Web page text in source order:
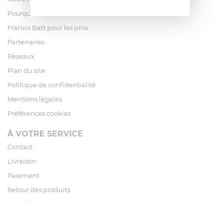
Pourquoi acheter chez Francis Batt ?
Francis Batt pour les pros
Partenaires
Réseaux
Plan du site
Politique de confidentialité
Mentions légales
Préférences cookies
À VOTRE SERVICE
Contact
Livraison
Paiement
Retour des produits